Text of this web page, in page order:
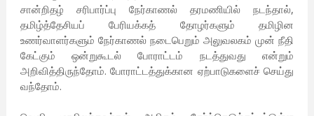
சான்றிதழ் சரிபார்ப்பு நேர்காணல் தரமணியில் நடந்தால்,
தமிழ்த்தேசியப் பேரியக்கத் தோழர்களும் தமிழின
உணர்வாளர்களும் நேர்காணல் நடைபெறும் அலுவலகம் முன் நீதி
கேட்கும் ஒன்றுகூடல் போராட்டம் நடத்துவது என்றும்
அறிவித்திருந்தோம். போராட்டத்துக்கான ஏற்பாடுகளைச் செய்து
வந்தோம்.